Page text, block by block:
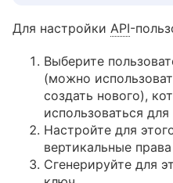
Для настройки API-
Выберите
(можно
создать нового),
использоваться
Настройте для
вертикальные
Сгенерируйте для